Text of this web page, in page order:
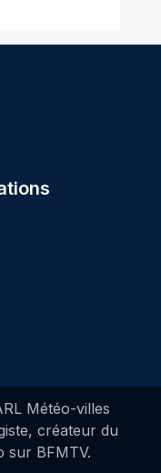
Météo-villes
créateur du
sur BFMTV.